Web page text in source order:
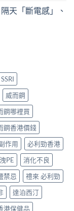
天「斷電感」、
SSRI
威而鋼
鋼哪裡買
鋼香港價錢
作用
必利勁香港
PE
消化不良
禁忌
禮來 必利勁
達泊西汀
港保健品